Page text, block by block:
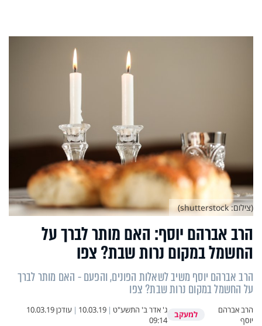
הרב אברהם יוסף: האם מותר לברך על
החשמל במקום נרות שבת? צפו
הרב אברהם יוסף משיב לשאלות הפונים, והפעם - האם מותר לברך
על החשמל במקום נרות שבת? צפו
הרב אברהם
יוסף
למעקב ג' אדר ב' התשע"ט |
10.03.19
| עודכן10.03.19
09:14
(צילום: shutterstock)